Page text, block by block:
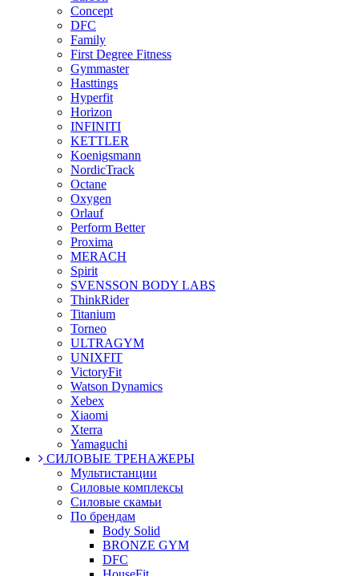
Concept
DFC
Family
First Degree Fitness
Gymmaster
Hasttings
Hyperfit
Horizon
INFINITI
KETTLER
Koenigsmann
NordicTrack
Octane
Oxygen
Orlauf
Perform Better
Proxima
MERACH
Spirit
SVENSSON BODY LABS
ThinkRider
Titanium
Torneo
ULTRAGYM
UNIXFIT
VictoryFit
Watson Dynamics
Xebex
Xiaomi
Xterra
Yamaguchi
СИЛОВЫЕ ТРЕНАЖЕРЫ
Мультистанции
Силовые комплексы
Силовые скамьи
По брендам
Body Solid
BRONZE GYM
DFC